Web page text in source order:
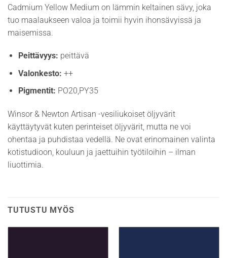
Cadmium Yellow Medium on lämmin keltainen sävy, joka
tuo maalaukseen valoa ja toimii hyvin ihonsävyissä ja
maisemissa.
Peittävyys: peittävä
Valonkesto: ++
Pigmentit: PO20,PY35
Winsor & Newton Artisan -vesiliukoiset öljyvärit
käyttäytyvät kuten perinteiset öljyvärit, mutta ne voi
ohentaa ja puhdistaa vedellä. Ne ovat erinomainen valinta
kotistudioon, kouluun ja jaettuihin työtiloihin – ilman
liuottimia.
TUTUSTU MYÖS